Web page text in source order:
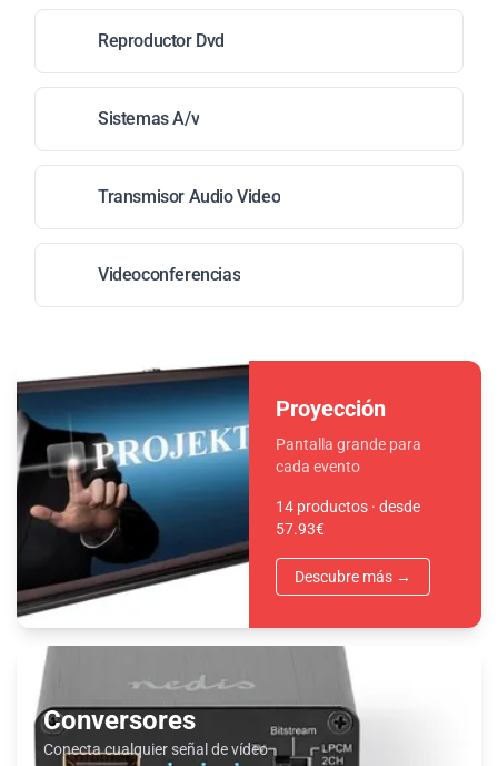
Reproductor Dvd
Sistemas A/v
Transmisor Audio Video
Videoconferencias
Proyección
Pantalla grande para
cada evento
14 productos · desde
57.93€
Descubre más →
Conversores
Conecta cualquier señal de vídeo